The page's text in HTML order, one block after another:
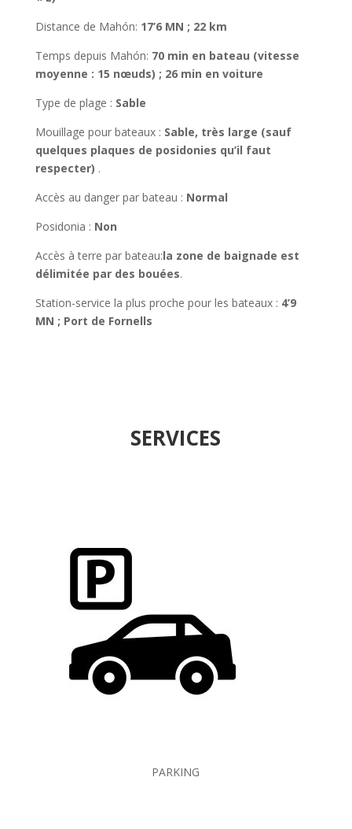
Distance de Mahón: 17’6 MN ; 22 km
Temps depuis Mahón: 70 min en bateau (vitesse
moyenne : 15 nœuds) ; 26 min en voiture
Type de plage : Sable
Mouillage pour bateaux : Sable, très large (sauf
quelques plaques de posidonies qu’il faut
respecter) .
Accès au danger par bateau : Normal
Posidonia : Non
Accès à terre par bateau:la zone de baignade est
délimitée par des bouées.
Station-service la plus proche pour les bateaux : 4’9
MN ; Port de Fornells
SERVICES
PARKING